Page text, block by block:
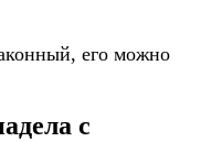
его можно
с